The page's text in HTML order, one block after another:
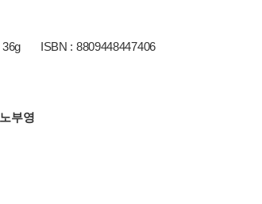
36g ISBN : 8809448447406
노부영